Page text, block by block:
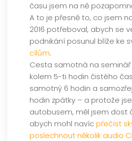
času jsem na ně
A to je přesně to, co jsem
2016 potřeboval, abych se
podnikání posunul blíže ke
cílům.
Cesta samotná na
kolem 5-ti hodin čistého
samotný 6 hodin a
hodin zpátky – a protože
autobusem, měl jsem dost
abych mohl navícpřečíst
poslechnout několik audio